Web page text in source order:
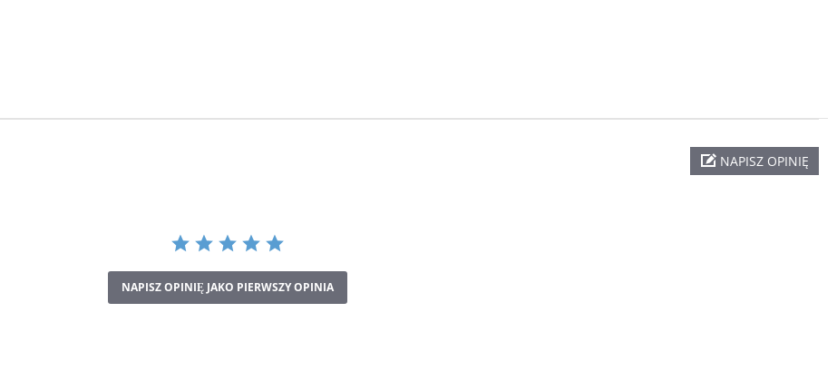
NAPISZ OPINIĘ
NAPISZ OPINIĘ JAKO PIERWSZY OPINIA